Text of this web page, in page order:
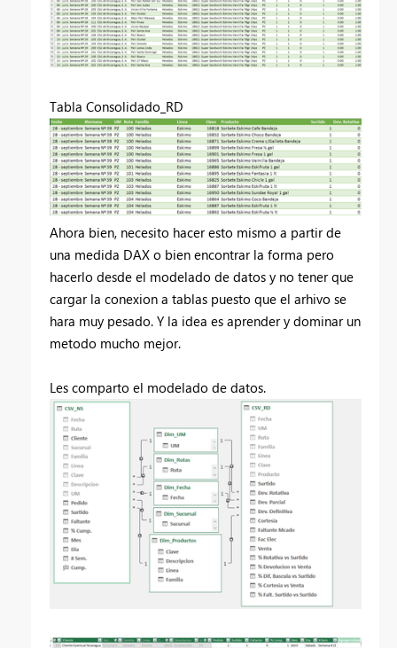
Tabla Consolidado_RD
Ahora bien, necesito hacer esto mismo a partir de
una medida DAX o bien encontrar la forma pero
hacerlo desde el modelado de datos y no tener que
cargar la conexion a tablas puesto que el arhivo se
hara muy pesado. Y la idea es aprender y dominar un
metodo mucho mejor.
Les comparto el modelado de datos.